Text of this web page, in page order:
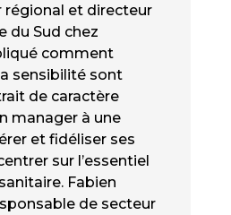
régional et directeur
du Sud chez
comment
sensibilité sont
de caractère
manager à une
et fidéliser ses
sur l’essentiel
Fabien
de secteur